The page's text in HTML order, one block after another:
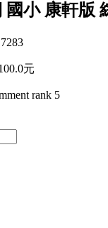
國小 康軒版
元